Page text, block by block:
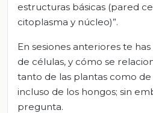
estructuras básicas (pared
citoplasma y núcleo)”.
En sesiones anteriores te
de células, y cómo se
tanto de las plantas como de
incluso de los hongos; sin
pregunta.